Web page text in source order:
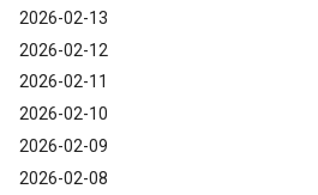
2026-02-13
2026-02-12
2026-02-11
2026-02-10
2026-02-09
2026-02-08